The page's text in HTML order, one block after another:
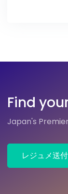
Find
Japan's
レジュメ送付